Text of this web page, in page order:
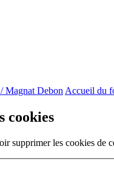
Magnat Debon Accueil du
cookies
supprimer les cookies de